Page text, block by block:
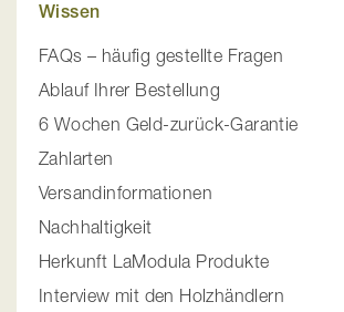
Wissen
FAQs – häufig gestellte Fragen
Ablauf Ihrer Bestellung
6 Wochen Geld-zurück-Garantie
Zahlarten
Versandinformationen
Nachhaltigkeit
Herkunft LaModula Produkte
Interview mit den Holzhändlern